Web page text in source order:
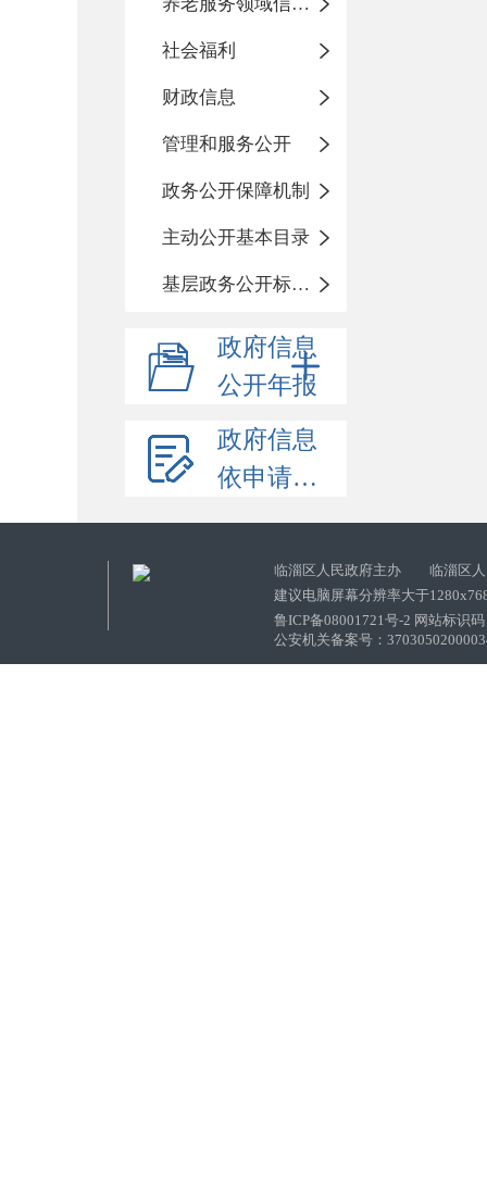
社会福利
财政信息
管理和服务公开
政务公开保障机制
主动公开基本目录
基层政务公开标准化目录
政府信息
公开年报
政府信息
依申请公开
临淄区人民政府主办 临淄区人
建议电脑屏幕分辨率大于
鲁ICP备08001721号-2 网站标识
公安机关备案号：